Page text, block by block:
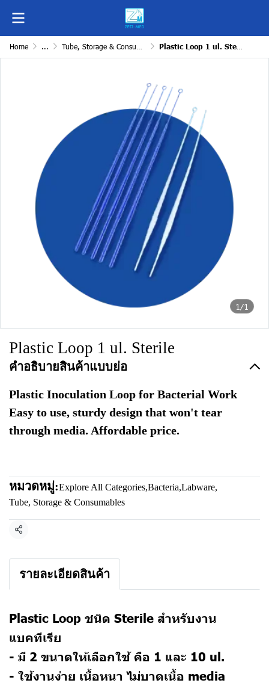
Home ... Tube, Storage & Consumables Plastic Loop 1 ul. Sterile
1/1
Plastic Loop 1 ul. Sterile
คำอธิบายสินค้าแบบย่อ
Plastic Inoculation Loop for Bacterial Work
Easy to use, sturdy design that won't tear
through media. Affordable price.
หมวดหมู่:Explore All Categories,Bacteria,Labware,
Tube, Storage & Consumables
แชร์
รายละเอียดสินค้า
Plastic Loop ชนิด Sterile สำหรับงาน
แบคทีเรีย
- มี 2 ขนาดให้เลือกใช้ คือ 1 และ 10 ul.
- ใช้งานง่าย เนื้อหนา ไม่บาดเนื้อ media